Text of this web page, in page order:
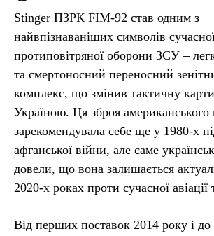
Stinger ПЗРК FIM-92 став одним з
найвпізнаваніших символів
протиповітряної оборони ЗСУ –
та смертоносний переносний
комплекс, що змінив тактичну
Україною. Ця зброя
зарекомендувала себе ще у 1980-х
афганської війни, але саме
довели, що вона залишається
2020-х роках проти сучасної авіації
Від перших поставок 2014 року і